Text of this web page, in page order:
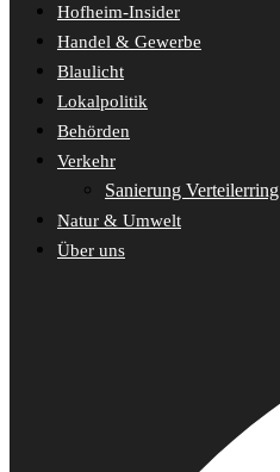
Hofheim-Insider
Handel & Gewerbe
Blaulicht
Lokalpolitik
Behörden
Verkehr
Sanierung Verteilerring
Natur & Umwelt
Über uns